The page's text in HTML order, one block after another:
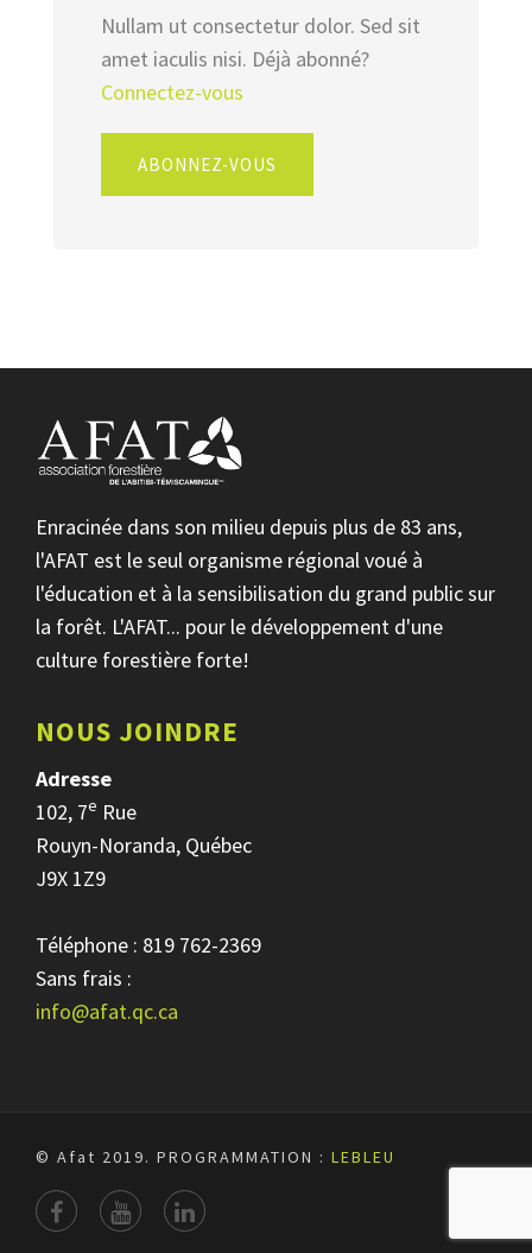
Nullam ut consectetur dolor. Sed sit
amet iaculis nisi. Déjà abonné?
Connectez-vous
ABONNEZ-VOUS
Enracinée dans son milieu depuis plus de 83 ans,
l'AFAT est le seul organisme régional voué à
l'éducation et à la sensibilisation du grand public sur
la forêt. L'AFAT... pour le développement d'une
culture forestière forte!
NOUS JOINDRE
Adresse
102, 7e Rue
Rouyn-Noranda, Québec
J9X 1Z9
Téléphone : 819 762-2369
Sans frais :
info@afat.qc.ca
© Afat 2019. PROGRAMMATION : LEBLEU